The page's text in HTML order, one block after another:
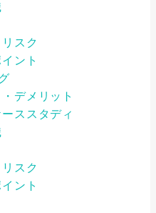
スク
ント
デメリット
ススタディ
スク
ント